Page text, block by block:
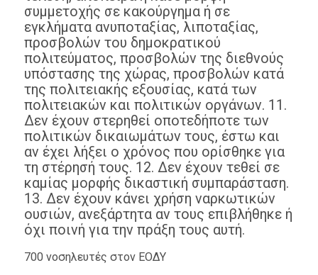
συμμετοχής σε κακούργημα ή σε
εγκλήματα ανυποταξίας, λιποταξίας,
προσβολών του δημοκρατικού
πολιτεύματος, προσβολών της διεθνούς
υπόστασης της χώρας, προσβολών κατά
της πολιτειακής εξουσίας, κατά των
πολιτειακών και πολιτικών οργάνων. 11.
Δεν έχουν στερηθεί οποτεδήποτε των
πολιτικών δικαιωμάτων τους, έστω και
αν έχει λήξει ο χρόνος που ορίσθηκε για
τη στέρησή τους. 12. Δεν έχουν τεθεί σε
καμίας μορφής δικαστική συμπαράσταση.
13. Δεν έχουν κάνει χρήση ναρκωτικών
ουσιών, ανεξάρτητα αν τους επιβλήθηκε ή
όχι ποινή για την πράξη τους αυτή.
700 νοσηλευτές στον ΕΟΔΥ